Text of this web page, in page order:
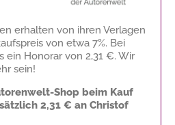
erhalten von ihren Verlagen
von etwa 7%. Bei
ein Honorar von 2,31 €. Wir
sein!
Shop beim Kauf
2,31 € an Christof